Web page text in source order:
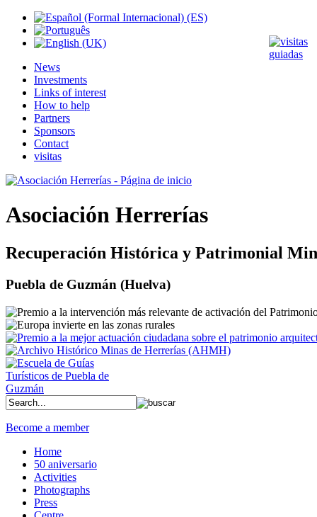
News
Investments
Links of interest
How to help
Partners
Sponsors
Contact
visitas
Asociación Herrerías
Recuperación Histórica y Patrimonial
Puebla de Guzmán (Huelva)
Become a member
Home
50 aniversario
Activities
Photographs
Press